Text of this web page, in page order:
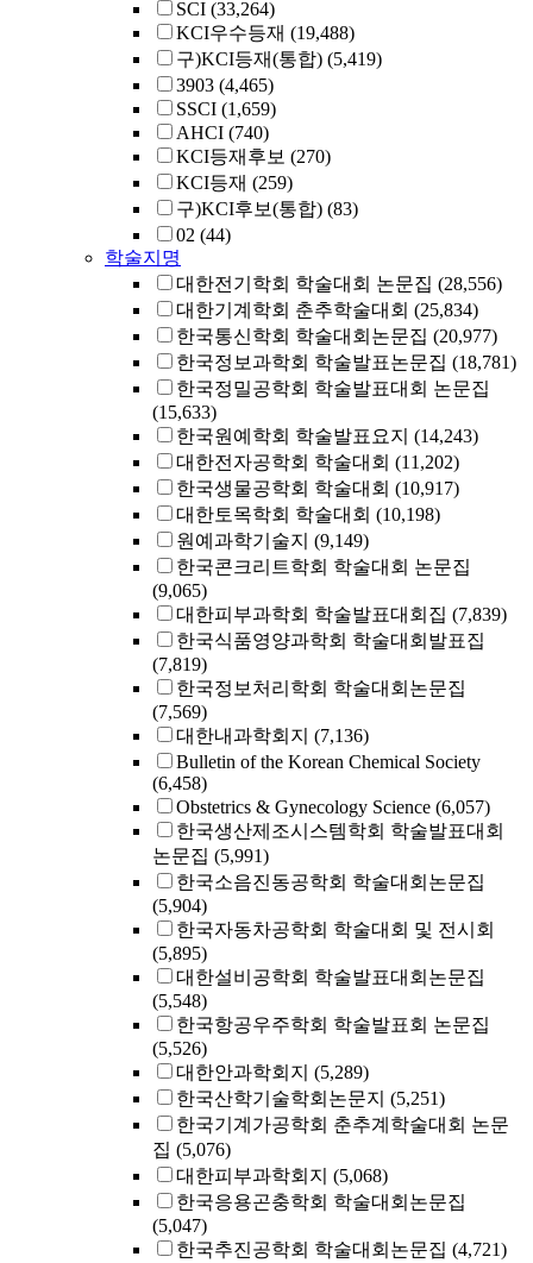
SCI (33,264)
KCI우수등재 (19,488)
구)KCI등재(통합) (5,419)
3903 (4,465)
SSCI (1,659)
AHCI (740)
KCI등재후보 (270)
KCI등재 (259)
구)KCI후보(통합) (83)
02 (44)
학술지명
대한전기학회 학술대회 논문집 (28,556)
대한기계학회 춘추학술대회 (25,834)
한국통신학회 학술대회논문집 (20,977)
한국정보과학회 학술발표논문집 (18,781)
한국정밀공학회 학술발표대회 논문집
(15,633)
한국원예학회 학술발표요지 (14,243)
대한전자공학회 학술대회 (11,202)
한국생물공학회 학술대회 (10,917)
대한토목학회 학술대회 (10,198)
원예과학기술지 (9,149)
한국콘크리트학회 학술대회 논문집
(9,065)
대한피부과학회 학술발표대회집 (7,839)
한국식품영양과학회 학술대회발표집
(7,819)
한국정보처리학회 학술대회논문집
(7,569)
대한내과학회지 (7,136)
Bulletin of the Korean Chemical Society
(6,458)
Obstetrics & Gynecology Science (6,057)
한국생산제조시스템학회 학술발표대회
논문집 (5,991)
한국소음진동공학회 학술대회논문집
(5,904)
한국자동차공학회 학술대회 및 전시회
(5,895)
대한설비공학회 학술발표대회논문집
(5,548)
한국항공우주학회 학술발표회 논문집
(5,526)
대한안과학회지 (5,289)
한국산학기술학회논문지 (5,251)
한국기계가공학회 춘추계학술대회 논문
집 (5,076)
대한피부과학회지 (5,068)
한국응용곤충학회 학술대회논문집
(5,047)
한국추진공학회 학술대회논문집 (4,721)